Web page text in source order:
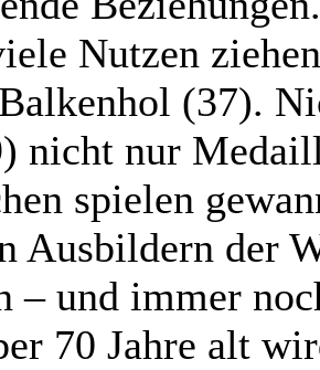
Nutzen
(37).
nicht nur
spielen
Ausbildern der
– und immer
70 Jahre alt